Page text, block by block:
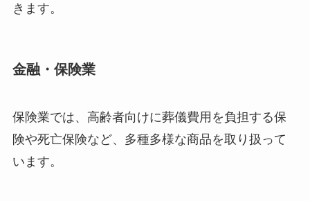
きます。
金融・保険業
保険業では、高齢者向けに葬儀費用を負担する保
険や死亡保険など、多種多様な商品を取り扱って
います。